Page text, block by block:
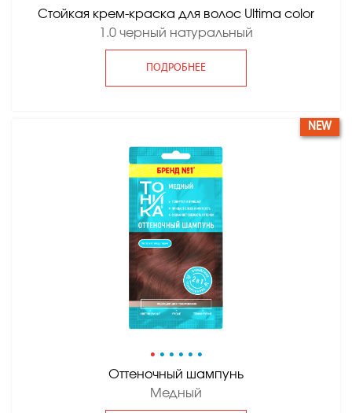
Стойкая крем-краска для волос Ultima color
1.0 черный натуральный
ПОДРОБНЕЕ
• • • • • •
Оттеночный шампунь
Медный
NEW